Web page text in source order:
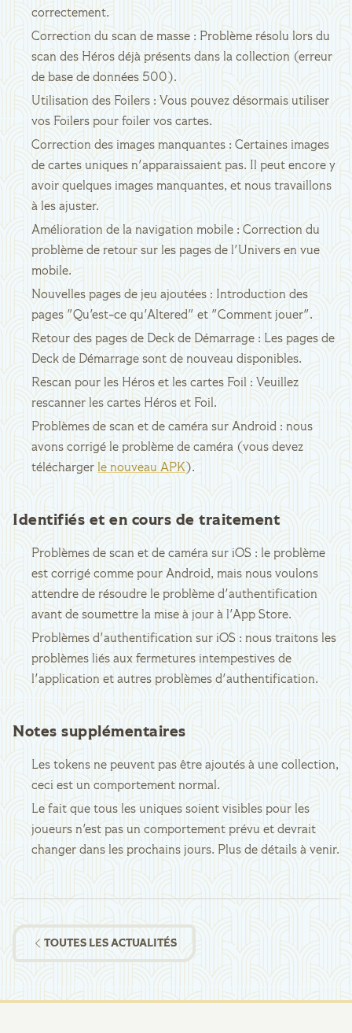
correctement.
Correction du scan de masse : Problème résolu lors du
scan des Héros déjà présents dans la collection (erreur
de base de données 500).
Utilisation des Foilers : Vous pouvez désormais utiliser
vos Foilers pour foiler vos cartes.
Correction des images manquantes : Certaines images
de cartes uniques n'apparaissaient pas. Il peut encore y
avoir quelques images manquantes, et nous travaillons
à les ajuster.
Amélioration de la navigation mobile : Correction du
problème de retour sur les pages de l'Univers en vue
mobile.
Nouvelles pages de jeu ajoutées : Introduction des
pages "Qu'est-ce qu'Altered" et "Comment jouer".
Retour des pages de Deck de Démarrage : Les pages de
Deck de Démarrage sont de nouveau disponibles.
Rescan pour les Héros et les cartes Foil : Veuillez
rescanner les cartes Héros et Foil.
Problèmes de scan et de caméra sur Android : nous
avons corrigé le problème de caméra (vous devez
télécharger le nouveau APK).
Identifiés et en cours de traitement
Problèmes de scan et de caméra sur iOS : le problème
est corrigé comme pour Android, mais nous voulons
attendre de résoudre le problème d'authentification
avant de soumettre la mise à jour à l'App Store.
Problèmes d'authentification sur iOS : nous traitons les
problèmes liés aux fermetures intempestives de
l'application et autres problèmes d'authentification.
Notes supplémentaires
Les tokens ne peuvent pas être ajoutés à une collection,
ceci est un comportement normal.
Le fait que tous les uniques soient visibles pour les
joueurs n'est pas un comportement prévu et devrait
changer dans les prochains jours. Plus de détails à venir.
TOUTES LES ACTUALITÉS